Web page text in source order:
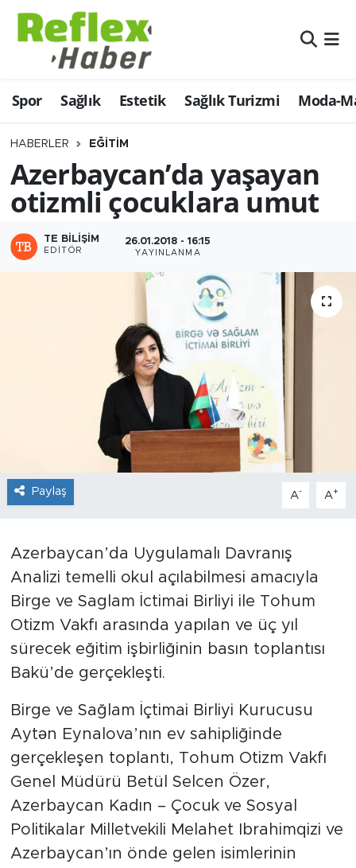
Spor Sağlık Estetik Sağlık Turizmi Moda-
HABERLER EĞITIM
Azerbaycan’da yaşayan
otizmli çocuklara umut
TE BILIŞIM
EDITÖR
26.01.2018 - 16:15
YAYINLANMA
Paylaş A- A+
Azerbaycan’da Uygulamalı Davranış
Analizi temelli okul açılabilmesi amacıyla
Birge ve Saglam İctimai Birliyi ile Tohum
Otizm Vakfı arasında yapılan ve üç yıl
sürecek eğitim işbirliğinin basın toplantısı
Bakü’de gerçekleşti.
Birge ve Sağlam İçtimai Birliyi Kurucusu
Aytən Eynalova’nın ev sahipliğinde
gerçekleşen toplantı, Tohum Otizm Vakfı
Genel Müdürü Betül Selcen Özer,
Azerbaycan Kadın – Çocuk ve Sosyal
Politikalar Milletvekili Melahet Ibrahimqizi ve
Azerbaycan’ın önde gelen isimlerinin
Eğitim
Estetik
Firmalardan
Güncel
İş ve Ekonomi
Sağlık Turizmi
Nöbetçi Eczaneler
Hava Durumu
Namaz Vakitleri
Trafik Durumu
Şampiyonlar Ligi Puan Durumu ve Fikstür
Son Dakika Haberleri
Haber Arşivi